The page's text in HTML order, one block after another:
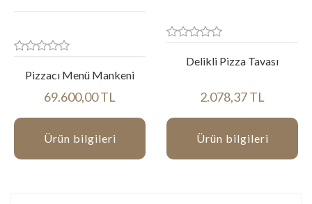
Pizzacı Menü Mankeni
69.600,00 TL
Ürün bilgileri
Delikli Pizza Tavası
2.078,37 TL
Ürün bilgileri